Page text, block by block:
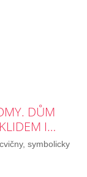
DŮM
I…
symbolicky